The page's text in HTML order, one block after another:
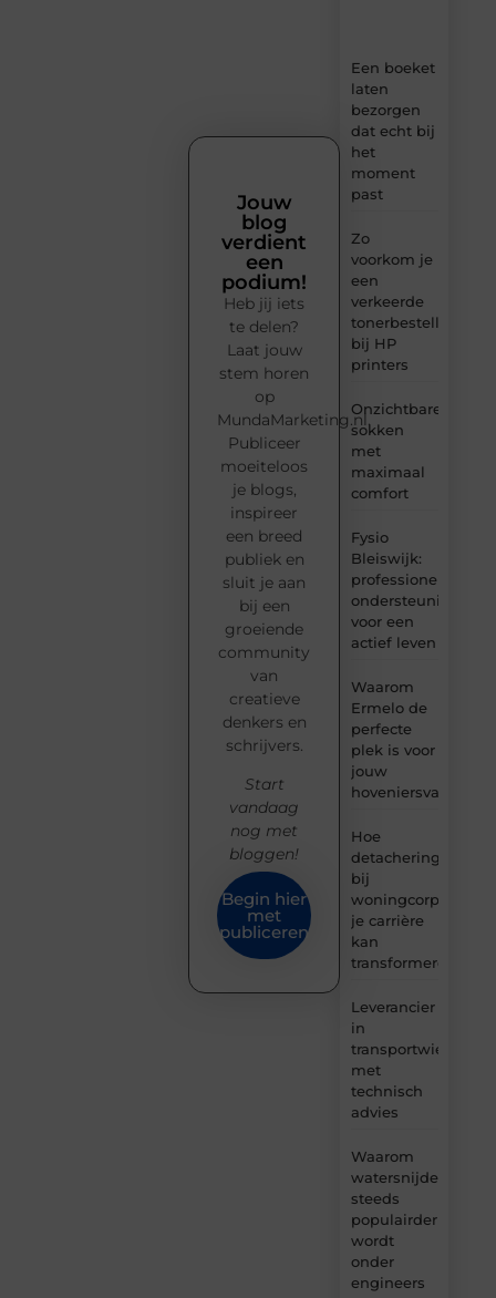
Een boeket
laten
bezorgen
dat echt bij
het
moment
past
Zo
voorkom je
een
verkeerde
tonerbestelling
bij HP
printers
Onzichtbare
sokken
met
maximaal
comfort
Fysio
Bleiswijk:
professionele
ondersteuning
voor een
actief leven
Waarom
Ermelo de
perfecte
plek is voor
jouw
Hoe
detachering
bij
woningcorporaties
je carrière
kan
transformeren
Leverancier
in
transportwielen
met
technisch
advies
Waarom
watersnijden
steeds
populairder
wordt
onder
engineers
Jouw
blog
verdient
een
podium!
Heb jij iets
te delen?
Laat jouw
stem horen
op
MundaMarketing.nl.
Publiceer
moeiteloos
je blogs,
inspireer
een breed
publiek en
sluit je aan
bij een
groeiende
community
van
creatieve
denkers en
schrijvers.
Start
vandaag
nog met
bloggen!
Begin hier
met
publiceren